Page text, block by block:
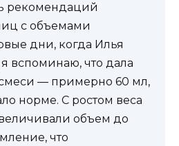
рекомендаций
с объемами
дни, когда Илья
вспоминаю, что дала
— примерно 60 мл,
норме. С ростом веса
объем до
что